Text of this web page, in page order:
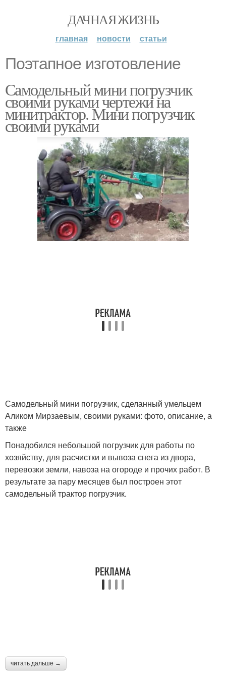
ДАЧНАЯ ЖИЗНЬ
главная новости статьи
Поэтапное изготовление
Самодельный мини погрузчик
своими руками чертежи на
минитрактор. Мини погрузчик
своими руками
Самодельный мини погрузчик, сделанный умельцем
Аликом Мирзаевым, своими руками: фото, описание, а
также
Понадобился небольшой погрузчик для работы по
хозяйству, для расчистки и вывоза снега из двора,
перевозки земли, навоза на огороде и прочих работ. В
результате за пару месяцев был построен этот
самодельный трактор погрузчик.
читать дальше →